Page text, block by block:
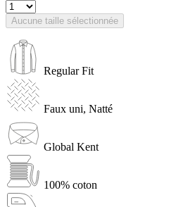
Aucune taille sélectionnée
Regular Fit
Faux uni, Natté
Global Kent
100% coton